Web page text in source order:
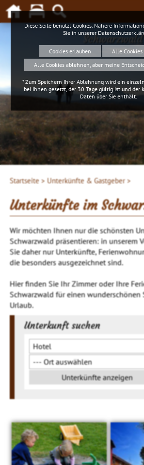
Startseite > Unterkünfte & Gastgeber >
Unterkünfte im
Wir möchten Ihnen nur die schönsten
Schwarzwald präsentieren: in unserem
Sie daher nur Unterkünfte,
die besonders ausgezeichnet sind.
Hier finden Sie Ihr Zimmer oder Ihre
Schwarzwald für einen wunderschönen
Urlaub.
Unterkunft suchen
Diese Seite benutzt Cookies. Nähere
Sie in unserer
Cookies erlauben
Alle
Alle Cookies ablehnen, aber meine
* Zum Speichern Ihrer Ablehnung wird ein
bei Ihnen gesetzt, der 30 Tage gültig ist und der
Daten über Sie enthält.